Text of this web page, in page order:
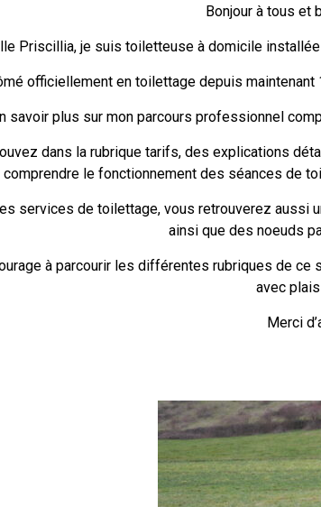
Bonjour à tous et
Priscillia, je suis toiletteuse à domicile
officiellement en toilettage depuis maintenant
savoir plus sur mon parcours professionnel
dans la rubrique tarifs, des explications
comprendre le fonctionnement des séances de
services de toilettage, vous retrouverez aussi
ainsi que des noeuds
à parcourir les différentes rubriques de ce
avec
Merci